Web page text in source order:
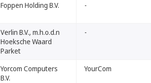
Foppen Holding B.V. -
Verlin B.V., m.h.o.d.n
Hoeksche Waard
Parket
-
Yorcom Computers
B.V.
YourCom